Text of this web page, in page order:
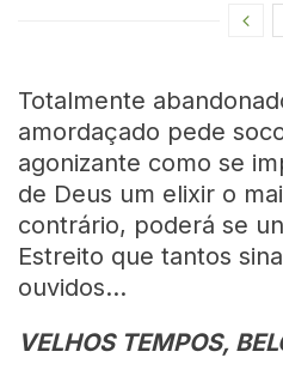
Totalmente
amordaçado pede
agonizante como se
de Deus um elixir o
contrário, poderá se
Estreito que tantos
ouvidos…
VELHOS TEMPOS,